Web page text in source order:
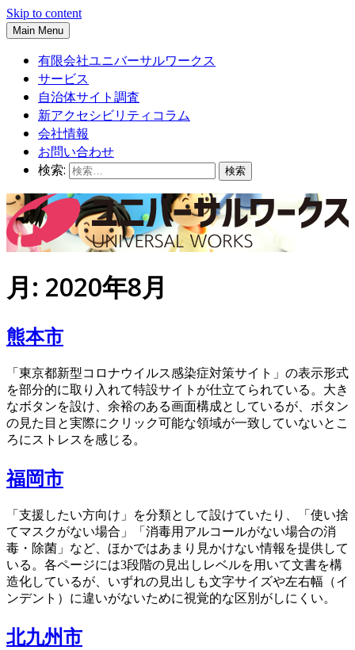
Skip to content
Main Menu
有限会社ユニバーサルワークス
サービス
自治体サイト調査
新アクセシビリティコラム
会社情報
お問い合わせ
検索:
月: 2020年8月
熊本市
「東京都新型コロナウイルス感染症対策サイト」の表示形式
を部分的に取り入れて特設サイトが仕立てられている。大き
なボタンを設け、余裕のある画面構成としているが、ボタン
の見た目と実際にクリック可能な領域が一致していないとこ
ろにストレスを感じる。
福岡市
「支援したい方向け」を分類として設けていたり、「使い捨
てマスクがない場合」「消毒用アルコールがない場合の消
毒・除菌」など、ほかではあまり見かけない情報を提供して
いる。各ページには3段階の見出しレベルを用いて文書を構
造化しているが、いずれの見出しも文字サイズや左右幅（イ
ンデント）に違いがないために視覚的な区別がしにくい。
北九州市